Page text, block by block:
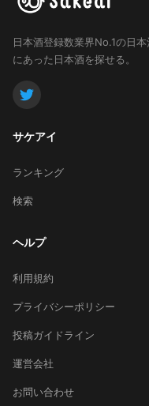
日本酒登録数業界No.1の日本
にあった日本酒を探せる。
サケアイ
ランキング
検索
ヘルプ
利用規約
プライバシーポリシー
投稿ガイドライン
運営会社
お問い合わせ